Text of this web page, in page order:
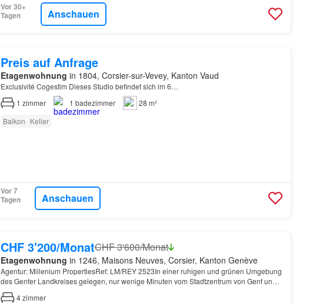
Vor 30+
Tagen
Anschauen
Preis auf Anfrage
Etagenwohnung in 1804, Corsier-sur-Vevey, Kanton Vaud
Exclusivité Cogestim Dieses Studio befindet sich im 6…
1 zimmer 1 badezimmer
28 m²
Balkon Keller
Vor 7
Tagen
Anschauen
CHF 3'200/MonatCHF 3'600/Monat
Etagenwohnung in 1246, Maisons Neuves, Corsier, Kanton Genève
Agentur: Millenium PropertiesRef: LM/REY 2523In einer ruhigen und grünen Umgebung
des Genfer Landkreises gelegen, nur wenige Minuten vom Stadtzentrum von Genf und 2
Gehminuten vom TPG-Busbahnhof Linie A entfernt, bietet diese…
4zimmer